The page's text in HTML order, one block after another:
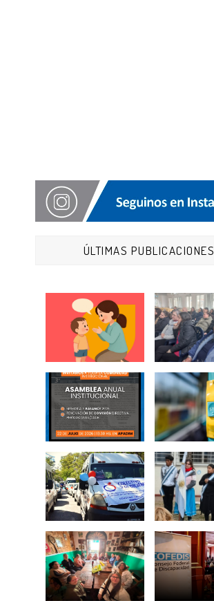
ÚLTIMAS PUBLICACIONES